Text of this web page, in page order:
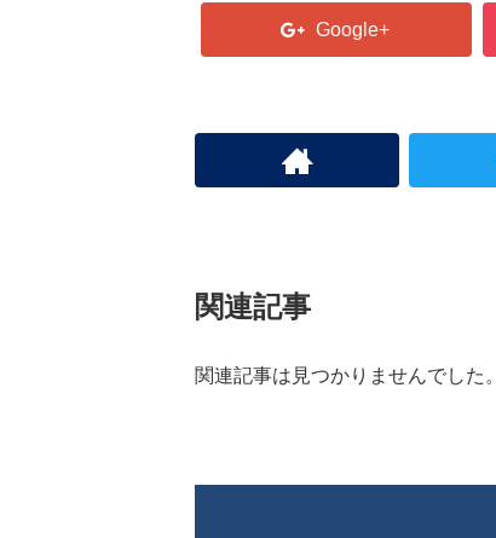
Google+
関連記事
関連記事は見つかりませんでした。